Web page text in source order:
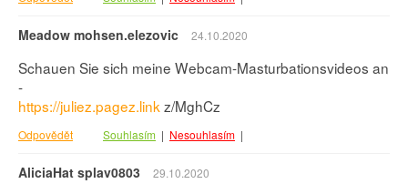
Meadow mohsen.elezovic 24.10.2020
Schauen Sie sich meine Webcam-Masturbationsvideos an
-
https://juliez.pagez.link z/MghCz
Odpovědět Souhlasím | Nesouhlasím |
AliciaHat splav0803 29.10.2020